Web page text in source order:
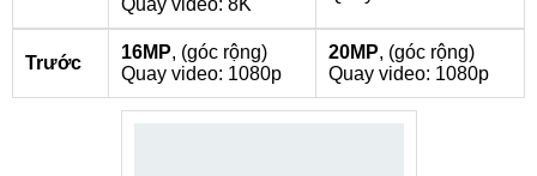
Quay video: 8K
Trước
16MP, (góc rộng)
Quay video: 1080p
20MP, (góc rộng)
Quay video: 1080p